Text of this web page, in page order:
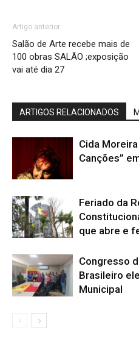
Artigo anterior
Salão de Arte recebe mais de
100 obras SALÃO ;exposição
vai até dia 27
ARTIGOS RELACIONADOS
Cida
Canções”
Feriado da
que abre e
Congresso
Brasileiro
Municipal